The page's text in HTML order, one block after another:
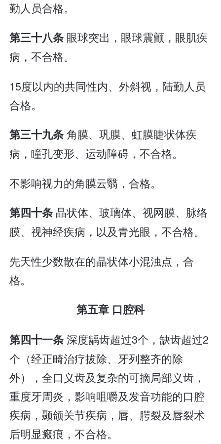
勤人员合格。
第三十八条 眼球突出，眼球震颤，眼肌疾
病，不合格。
15度以内的共同性内、外斜视，陆勤人员
合格。
第三十九条角膜、巩膜、虹膜睫状体疾
病，瞳孔变形、运动障碍，不合格。
不影响视力的角膜云翳，合格。
第四十条 晶状体、玻璃体、视网膜、脉络
膜、视神经疾病，以及青光眼，不合格。
先天性少数散在的晶状体小混浊点，合
格。
第五章 口腔科
第四十一条深度龋齿超过3个，缺齿超过2
个（经正畸治疗拔除、牙列整齐的除
外），全口义齿及复杂的可摘局部义齿，
重度牙周炎，影响咀嚼及发音功能的口腔
疾病，颞颌关节疾病，唇、腭裂及唇裂术
后明显瘢痕，不合格。